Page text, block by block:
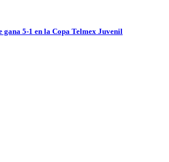
5-1 en la Copa Telmex Juvenil